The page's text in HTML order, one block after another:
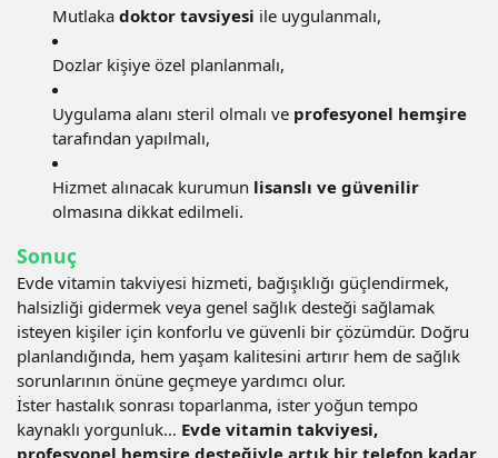
Mutlaka doktor tavsiyesi ile uygulanmalı,
Dozlar kişiye özel planlanmalı,
Uygulama alanı steril olmalı ve profesyonel hemşire
tarafından yapılmalı,
Hizmet alınacak kurumun lisanslı ve güvenilir
olmasına dikkat edilmeli.
Sonuç
Evde vitamin takviyesi hizmeti, bağışıklığı güçlendirmek,
halsizliği gidermek veya genel sağlık desteği sağlamak
isteyen kişiler için konforlu ve güvenli bir çözümdür. Doğru
planlandığında, hem yaşam kalitesini artırır hem de sağlık
sorunlarının önüne geçmeye yardımcı olur.
İster hastalık sonrası toparlanma, ister yoğun tempo
kaynaklı yorgunluk… Evde vitamin takviyesi,
profesyonel hemşire desteğiyle artık bir telefon kadar